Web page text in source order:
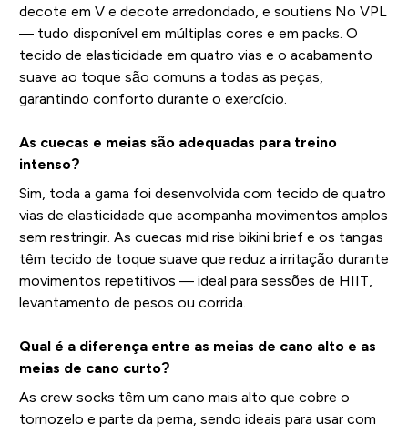
decote em V e decote arredondado, e soutiens No VPL
— tudo disponível em múltiplas cores e em packs. O
tecido de elasticidade em quatro vias e o acabamento
suave ao toque são comuns a todas as peças,
garantindo conforto durante o exercício.
As cuecas e meias são adequadas para treino
intenso?
Sim, toda a gama foi desenvolvida com tecido de quatro
vias de elasticidade que acompanha movimentos amplos
sem restringir. As cuecas mid rise bikini brief e os tangas
têm tecido de toque suave que reduz a irritação durante
movimentos repetitivos — ideal para sessões de HIIT,
levantamento de pesos ou corrida.
Qual é a diferença entre as meias de cano alto e as
meias de cano curto?
As crew socks têm um cano mais alto que cobre o
tornozelo e parte da perna, sendo ideais para usar com